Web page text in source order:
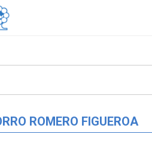
ROMERO FIGUEROA